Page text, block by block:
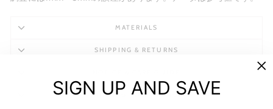
MATERIALS
SHIPPING & RETURNS
SHIPPING INFORMATION
SIGN UP AND SAVE